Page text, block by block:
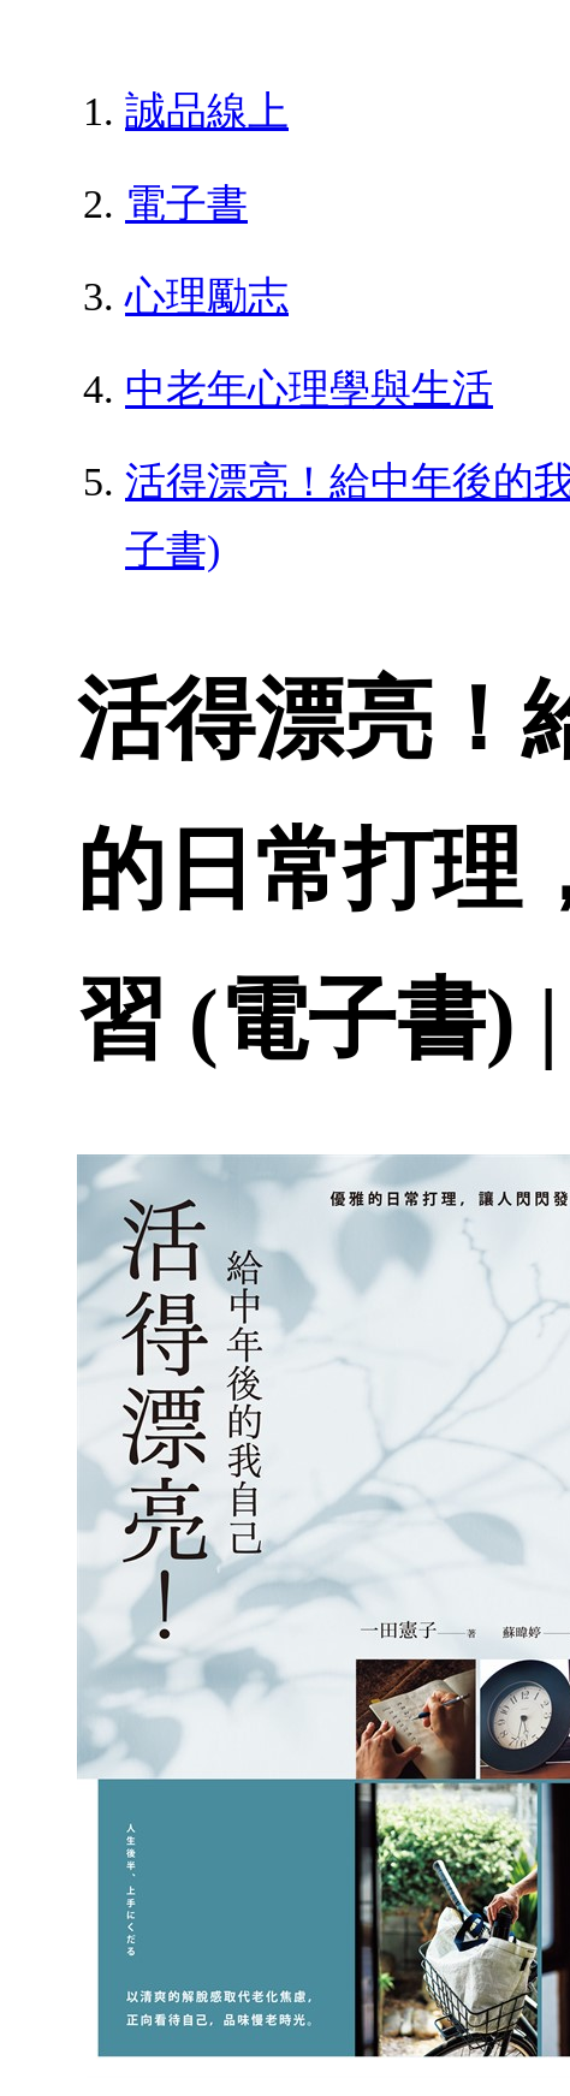
誠品線上
電子書
心理勵志
中老年心理學與生活
活得漂亮！給中年後的
子書)
活得漂亮！
的日常打理
習 (電子書)